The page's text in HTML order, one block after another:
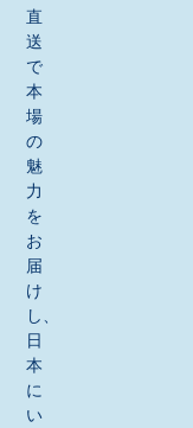
直
送
で
本
場
の
魅
力
を
お
届
け
し、
日
本
に
い